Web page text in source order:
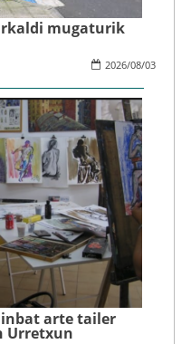
mugaturik
2026/08/03
arte tailer
Urretxun